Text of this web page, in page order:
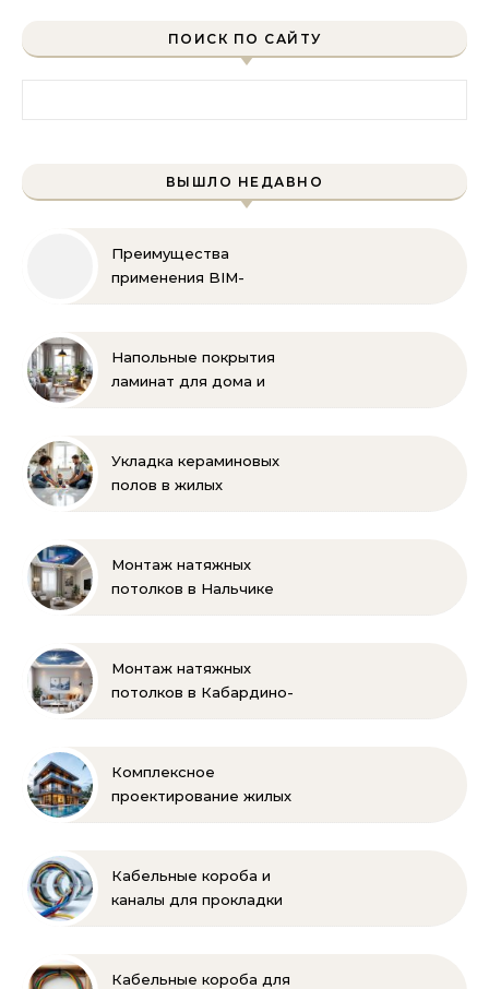
ПОИСК ПО САЙТУ
ВЫШЛО НЕДАВНО
Преимущества
применения BIM-
Напольные покрытия
ламинат для дома и
Укладка кераминовых
полов в жилых
Монтаж натяжных
потолков в Нальчике
Монтаж натяжных
потолков в Кабардино-
Комплексное
проектирование жилых
Кабельные короба и
каналы для прокладки
Кабельные короба для